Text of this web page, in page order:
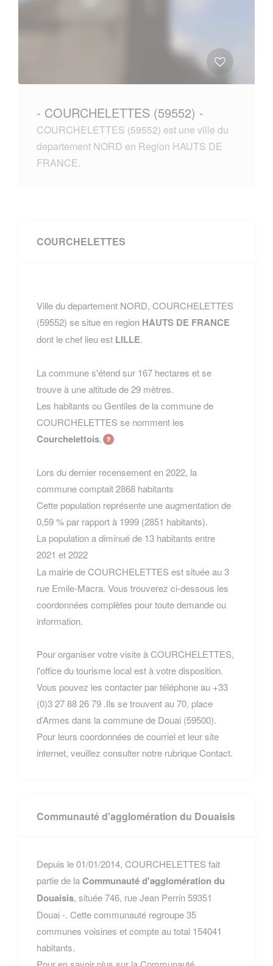
- COURCHELETTES (59552) -
COURCHELETTES (59552) est une ville du
departement NORD en Region HAUTS DE
FRANCE.
COURCHELETTES
Ville du departement NORD, COURCHELETTES
(59552) se situe en region HAUTS DE FRANCE
dont le chef lieu est LILLE.
La commune s'étend sur 167 hectares et se
trouve à une altitude de 29 mètres.
Les habitants ou Gentiles de la commune de
COURCHELETTES se nomment les
Courchelettois.
Lors du dernier recensement en 2022, la
commune comptait 2868 habitants
Cette population représente une augmentation de
0,59 % par rapport à 1999 (2851 habitants).
La population a diminué de 13 habitants entre
2021 et 2022
La mairie de COURCHELETTES est située au 3
rue Emile-Macra. Vous trouverez ci-dessous les
coordonnées complètes pour toute demande ou
information.
Pour organiser votre visite à COURCHELETTES,
l'office du tourisme local est à votre disposition.
Vous pouvez les contacter par téléphone au +33
(0)3 27 88 26 79 .Ils se trouvent au 70, place
d’Armes dans la commune de Douai (59500).
Pour leurs coordonnées de courriel et leur site
internet, veuillez consulter notre rubrique Contact.
Communauté d'agglomération du Douaisis
Depuis le 01/01/2014, COURCHELETTES fait
partie de laCommunauté d'agglomération du
Douaisis, située 746, rue Jean Perrin 59351
Douai -. Cette communauté regroupe 35
communes voisines et compte au total 154041
habitants.